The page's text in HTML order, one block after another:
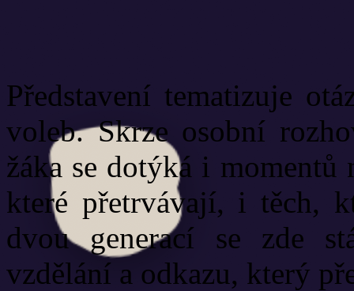
Představení tematizuje
voleb. Skrze osobní
žáka se dotýká i momentů
které přetrvávají, i těch,
dvou generací se zde
vzdělání a odkazu, který